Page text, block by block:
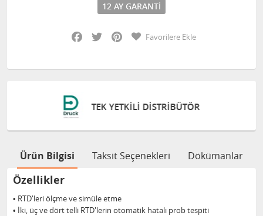
12 AY GARANTI
Facebook
Twitter PinterestFavorilere Ekle
ONLINE DESTEK VE
Ürün Bilgisi Taksit Seçenekleri Dökümanlar
Özellikler
• RTD'leri ölçme ve simüle etme
• İki, üç ve dört telli RTD'lerin otomatik hatalı prob tespiti